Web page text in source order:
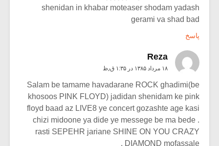
shenidan in khabar moteaser shodam yadash
gerami va shad bad
پاسخ
Reza
۱۸ مرداد ۱۳۸۵ در ۱:۳۵ ق٫ظ
Salam be tamame havadarane ROCK ghadimi(be
khosoos PINK FLOYD) jadidan shenidam ke pink
floyd baad az LIVE8 ye concert gozashte age kasi
chizi midoone ya dide ye messege be ma bede .
rasti SEPEHR jariane SHINE ON YOU CRAZY
DIAMOND mofassale .